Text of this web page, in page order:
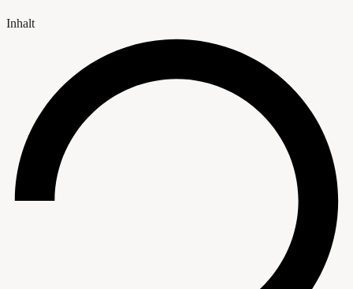
Inhalt